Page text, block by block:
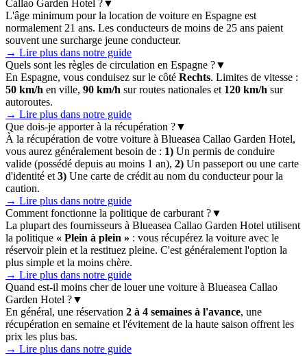
Callao Garden Hotel ?▼
L'âge minimum pour la location de voiture en Espagne est
normalement 21 ans. Les conducteurs de moins de 25 ans paient
souvent une surcharge jeune conducteur.
→ Lire plus dans notre guide
Quels sont les règles de circulation en Espagne ?▼
En Espagne, vous conduisez sur le côté Rechts. Limites de vitesse :
50 km/h en ville, 90 km/h sur routes nationales et 120 km/h sur
autoroutes.
→ Lire plus dans notre guide
Que dois-je apporter à la récupération ?▼
À la récupération de votre voiture à Blueasea Callao Garden Hotel,
vous aurez généralement besoin de : 1) Un permis de conduire
valide (possédé depuis au moins 1 an), 2) Un passeport ou une carte
d'identité et 3) Une carte de crédit au nom du conducteur pour la
caution.
→ Lire plus dans notre guide
Comment fonctionne la politique de carburant ?▼
La plupart des fournisseurs à Blueasea Callao Garden Hotel utilisent
la politique « Plein à plein » : vous récupérez la voiture avec le
réservoir plein et la restituez pleine. C'est généralement l'option la
plus simple et la moins chère.
→ Lire plus dans notre guide
Quand est-il moins cher de louer une voiture à Blueasea Callao
Garden Hotel ?▼
En général, une réservation 2 à 4 semaines à l'avance, une
récupération en semaine et l'évitement de la haute saison offrent les
prix les plus bas.
→ Lire plus dans notre guide